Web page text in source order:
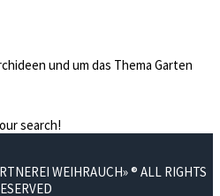
und um das Thema Garten
search!
WEIHRAUCH» ® ALL RIGHTS